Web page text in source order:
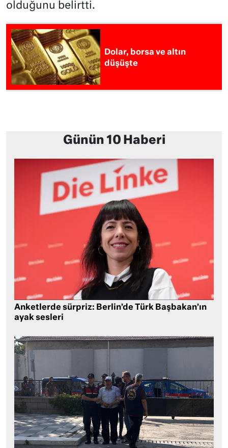
olduğunu belirtti.
Dolar, borsa ve altın
düşüşte
Günün 10 Haberi
Anketlerde sürpriz: Berlin’de Türk Başbakan’ın
ayak sesleri